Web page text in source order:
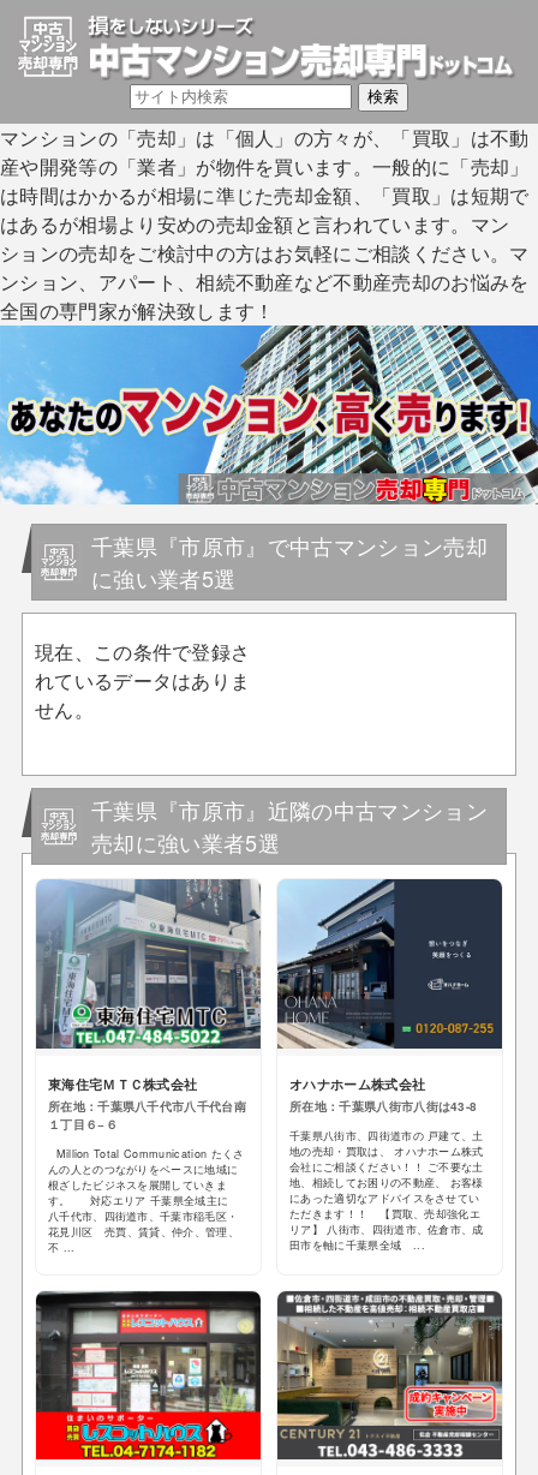
マンションの「売却」は「個人」の方々が、「買取」は不動
産や開発等の「業者」が物件を買います。一般的に「売却」
は時間はかかるが相場に準じた売却金額、「買取」は短期で
はあるが相場より安めの売却金額と言われています。マン
ションの売却をご検討中の方はお気軽にご相談ください。マ
ンション、アパート、相続不動産など不動産売却のお悩みを
全国の専門家が解決致します！
千葉県『市原市』で中古マンション売却
に強い業者5選
現在、この条件で登録さ
れているデータはありま
せん。
千葉県『市原市』近隣の中古マンション
売却に強い業者5選
東海住宅ＭＴＣ株式会社
所在地：千葉県八千代市八千代台南
１丁目６−６
Million Total Communication たくさ
んの人とのつながりをベースに地域に
根ざしたビジネスを展開していきま
す。 対応エリア 千葉県全域主に
八千代市、四街道市、千葉市稲毛区・
花見川区 売買、賃貸、仲介、管理、
不 ...
オハナホーム株式会社
所在地：千葉県八街市八街は43-8
千葉県八街市、四街道市の 戸建て、土
地の売却・買取は、 オハナホーム株式
会社にご相談ください！！ ご不要な土
地、相続してお困りの不動産、 お客様
にあった適切なアドバイスをさせてい
ただきます！！ 【買取、売却強化エ
リア】 八街市、四街道市、佐倉市、成
田市を軸に千葉県全域 ...